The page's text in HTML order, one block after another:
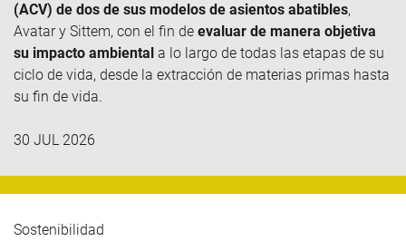
(ACV) de dos de sus modelos de asientos abatibles,
Avatar y Sittem, con el fin de evaluar de manera objetiva
su impacto ambiental a lo largo de todas las etapas de su
ciclo de vida, desde la extracción de materias primas hasta
su fin de vida.
30 JUL 2026
Sostenibilidad